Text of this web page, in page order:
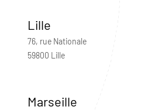
Lille
76, rue Nationale
59800 Lille
Marseille